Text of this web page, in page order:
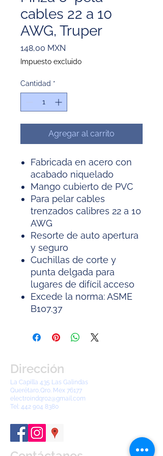
cables 22 a 10
AWG, Truper
148,00 MXN
Impuesto excluido
Cantidad *
Agregar al carrito
Fabricada en acero con
acabado niquelado
Mango cubierto de PVC
Para pelar cables
trenzados calibres 22 a 10
AWG
Resorte de auto apertura
y seguro
Cuchillas de corte y
punta delgada para
lugares de difícil acceso
Excede la norma: ASME
B107.37
Dirección
La Capilla 435 Las Galindas
Querétaro,Qro. Mex 76177
electroindqro2@gmail.com
Tel: 442 904 8380